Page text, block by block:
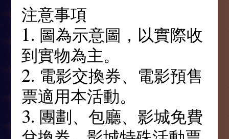
注意事項
1. 圖為示意圖，以實際收
到實物為主。
2. 電影交換券、電影預售
票適用本活動。
3. 團劃、包廳、影城免費